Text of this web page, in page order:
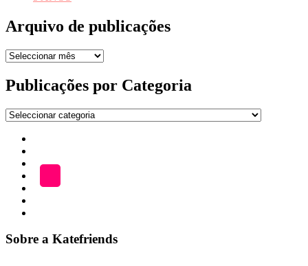
Arquivo de publicações
Arquivo
publicações
Publicações por Categoria
Publicações
Categoria
ADOÇÃO
LOJA
Sobre a Katefriends